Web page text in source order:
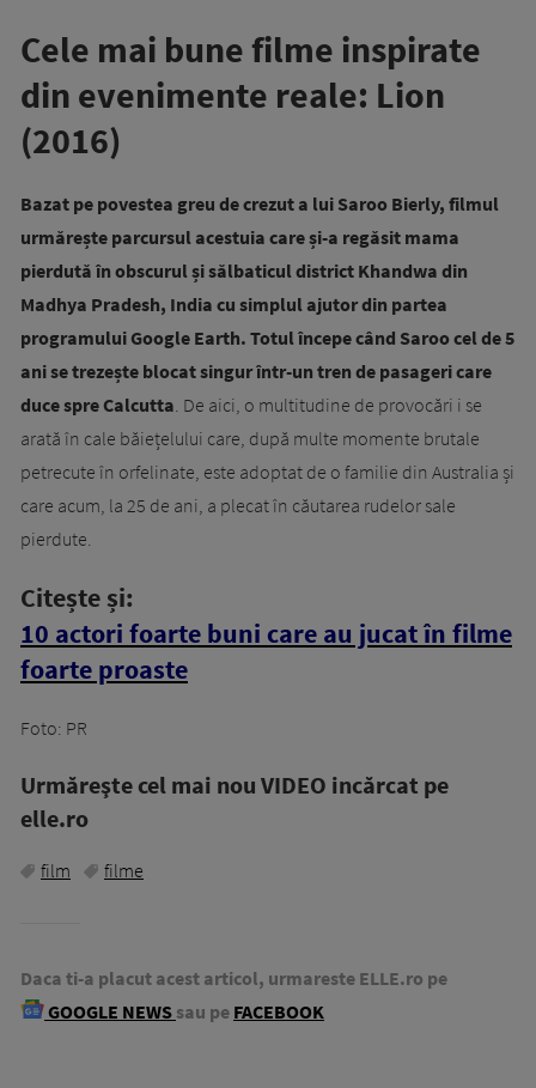
Cele mai bune filme inspirate
din evenimente reale: Lion
(2016)
Bazat pe povestea greu de crezut a lui Saroo Bierly, filmul
urmărește parcursul acestuia care și-a regăsit mama
pierdută în obscurul și sălbaticul district Khandwa din
Madhya Pradesh, India cu simplul ajutor din partea
programului Google Earth. Totul începe când Saroo cel de 5
ani se trezește blocat singur într-un tren de pasageri care
duce spre Calcutta . De aici, o multitudine de provocări i se
arată în cale băiețelului care, după multe momente brutale
petrecute în orfelinate, este adoptat de o familie din Australia și
care acum, la 25 de ani, a plecat în căutarea rudelor sale
pierdute.
Citește și:
10 actori foarte buni care au jucat în filme
foarte proaste
Foto: PR
Urmăreşte cel mai nou VIDEO incărcat pe
elle.ro
film filme
Daca ti-a placut acest articol, urmareste ELLE.ro pe
GOOGLE NEWS sau pe FACEBOOK